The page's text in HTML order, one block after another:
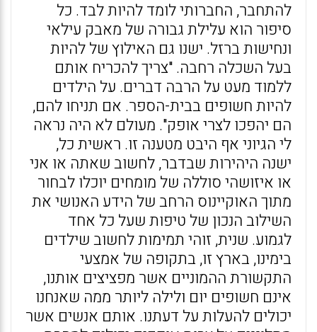
להתחבר, החברותי לומד להיות לבד. כל
סיפור הוא עלילת גבורה של מאבק עילאי
ונחישות ברזל. ישנו גם האילוץ של להיות
בעל השכלה רחבה. "צריך להכריח אותם
ללמוד מעט על הרבה דברים. על הילדים
להיות חשופים בבית-הספר. אם תניחו להם,
הם יהפכו לצרי אופק". מעולם לא היה נראה
לי הגיוני אף היבט מטענה זו. ראשית כל,
ישנה היהירות שבדבר, לחשוב שאתה או אני
או איזושהי סוללה של מומחים יוכלו לבחור
מתוך האוקיינוס הרחב של הידע האנושי את
השילוב הנכון של טיפות שעל כל אחד
לגמוע. שנית, זוהי תמימות לחשוב שילדים
בימינו, בארץ זו, בתקופה של אמצעי
התקשורת ההמוניים אשר מפציצים אותנו,
אינם חשופים יום ולילה ליותר ממה שאנחנו
יכולים להעלות על דעתנו. אותם אנשים אשר